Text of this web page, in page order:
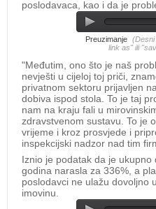
poslodavaca, kao i da je
Preuzimanje
link as" ili
"Međutim, ono što je naš
nevješti u cijeloj toj priči,
privatnom sektoru prijavljen
dobiva ispod stola. To je taj
nam na kraju fali u
zdravstvenom sustavu. To je
vrijeme i kroz prosvjede i
inspekcijski nadzor nad tim
Iznio je podatak da je
godina narasla za 336%, a
poslodavci ne ulažu dovoljno
imovinu.